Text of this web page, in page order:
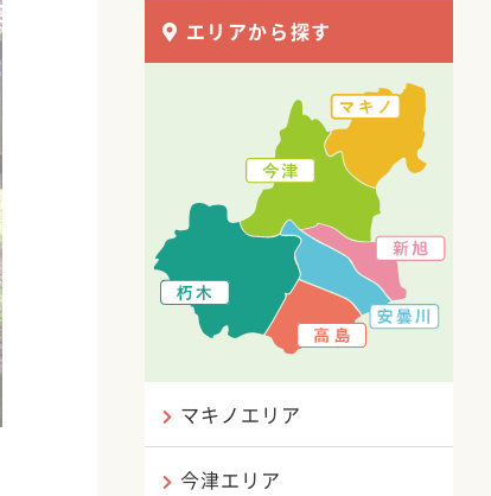
エリアから探す
マキノエリア
今津エリア